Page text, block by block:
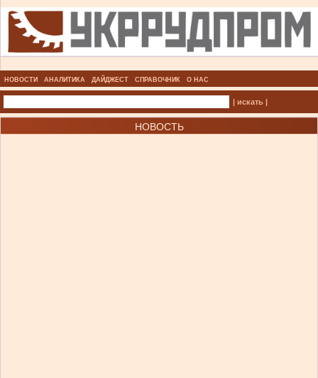
НОВОСТИ АНАЛИТИКА ДАЙДЖЕСТ СПРАВОЧНИК О НАС
| искать |
НОВОСТЬ